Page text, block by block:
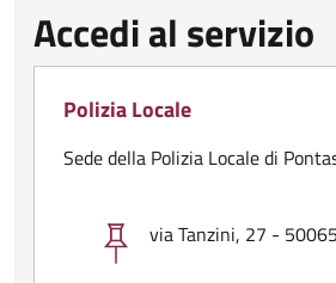
Accedi al servizio
Polizia Locale
Sede della Polizia Locale di
via Tanzini, 27 -